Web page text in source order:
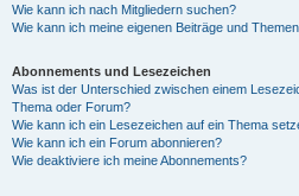
Wie kann ich nach Mitgliedern suchen?
Wie kann ich meine eigenen Beiträge und
Abonnements und Lesezeichen
Was ist der Unterschied zwischen einem
Thema oder Forum?
Wie kann ich ein Lesezeichen auf ein Thema
Wie kann ich ein Forum abonnieren?
Wie deaktiviere ich meine Abonnements?